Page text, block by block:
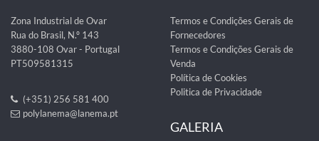
Zona Industrial de Ovar
Rua do Brasil, N.º 143
3880-108 Ovar - Portugal
PT509581315
(+351) 256 581 400
polylanema@lanema.pt
Termos e Condições Gerais de
Fornecedores
Termos e Condições Gerais de
Venda
Política de Cookies
Politica de Privacidade
GALERIA